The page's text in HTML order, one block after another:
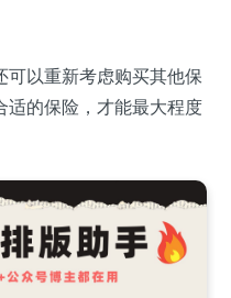
可以重新考虑购买其他保
适的保险，才能最大程度